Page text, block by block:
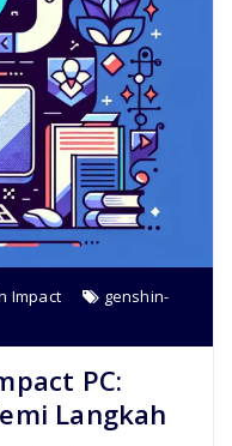
Impact
genshin-
PC:
Langkah